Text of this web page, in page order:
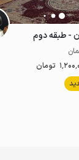
- طبقه دوم
تومان